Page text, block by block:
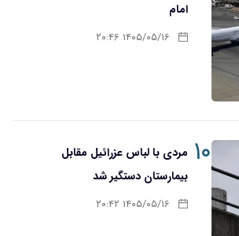
امام
۱۴۰۵/۰۵/۱۶ ۲۰:۴۶
۱۰ مردی با لباس عزرائیل مقابل
بیمارستان دستگیر شد
۱۴۰۵/۰۵/۱۶ ۲۰:۴۲